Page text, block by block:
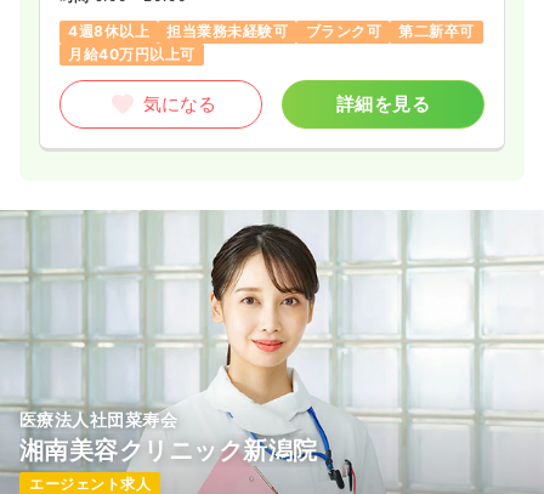
4週8休以上
担当業務未経験可 ブランク可
第二新卒可
月給40万円以上可
気になる 詳細を見る
医療法人社団菜寿会
湘南美容クリニック新潟院
エージェント求人